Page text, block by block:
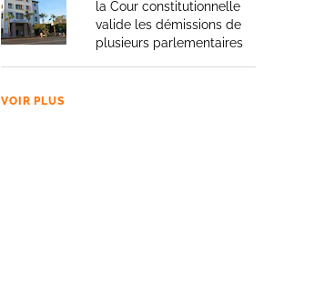
la Cour constitutionnelle
valide les démissions de
plusieurs parlementaires
VOIR PLUS